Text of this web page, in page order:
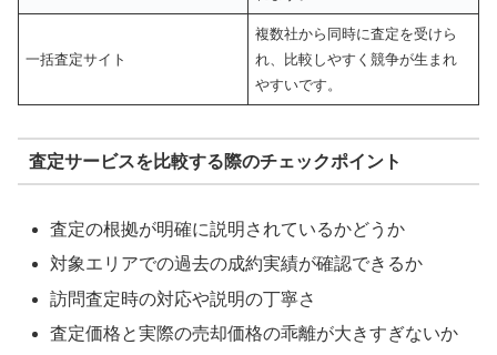
一括査定サイト
複数社から同時に査定を受けら
れ、比較しやすく競争が生まれ
やすいです。
査定サービスを比較する際のチェックポイント
査定の根拠が明確に説明されているかどうか
対象エリアでの過去の成約実績が確認できるか
訪問査定時の対応や説明の丁寧さ
査定価格と実際の売却価格の乖離が大きすぎないか